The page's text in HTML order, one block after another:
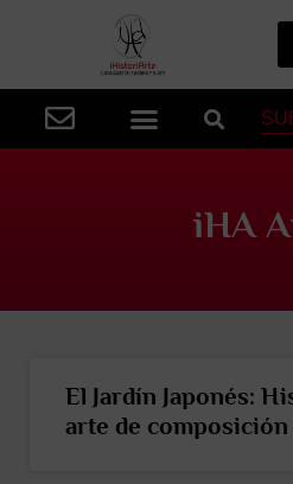
iHA
El Jardín Japonés:
arte de composición